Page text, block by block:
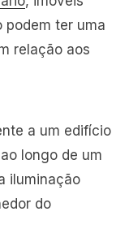
podem ter uma
relação aos